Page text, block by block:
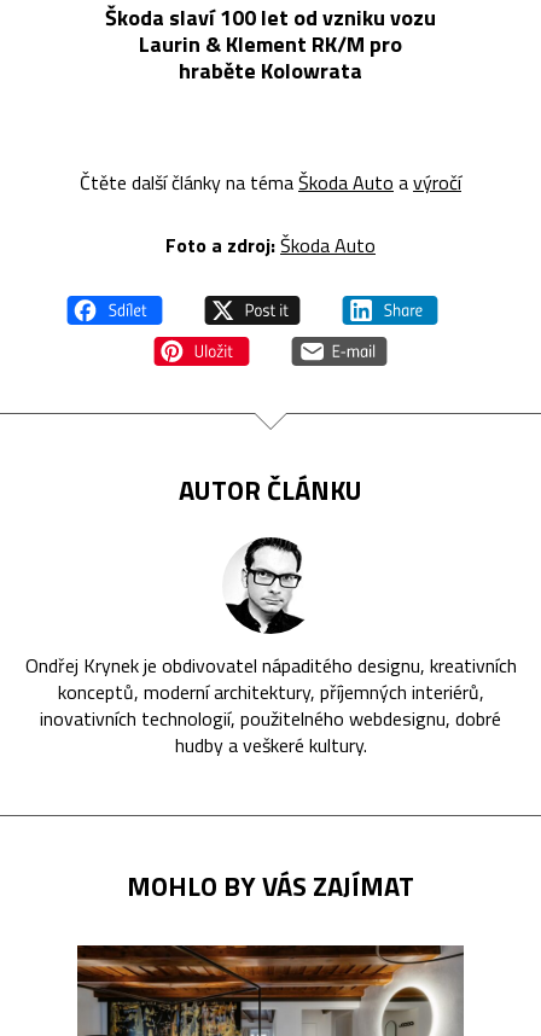
Škoda slaví 100 let od vzniku vozu
Laurin & Klement RK/M pro
hraběte Kolowrata
Čtěte další články na témaŠkoda Auto avýročí
Foto a zdroj:Škoda Auto
AUTOR ČLÁNKU
Ondřej Krynek je obdivovatel nápaditého designu, kreativních
konceptů, moderní architektury, příjemných interiérů,
inovativních technologií, použitelného webdesignu, dobré
hudby a veškeré kultury.
MOHLO BY VÁS ZAJÍMAT